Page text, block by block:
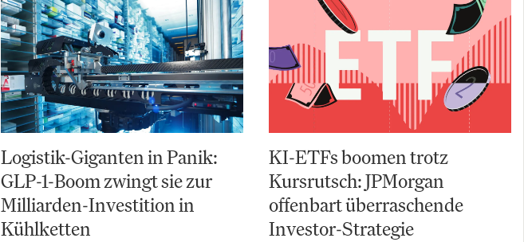
Logistik-Giganten in Panik:
GLP-1-Boom zwingt sie zur
Milliarden-Investition in
Kühlketten
KI-ETFs boomen trotz
Kursrutsch: JPMorgan
offenbart überraschende
Investor-Strategie